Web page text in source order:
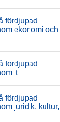
fördjupad
ekonomi och
fördjupad
it
fördjupad
juridik,